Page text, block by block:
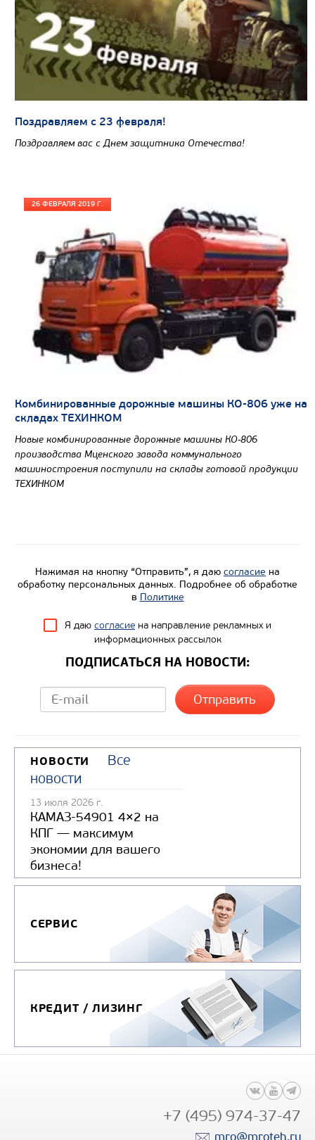
Поздравляем с 23 февраля!
Поздравляем вас с Днем защитника Отечества!
26 ФЕВРАЛЯ 2019 Г.
Комбинированные дорожные машины КО-806 уже на
складах ТЕХИНКОМ
Новые комбинированные дорожные машины КО-806
производства Мценского завода коммунального
машиностроения поступили на склады готовой продукции
ТЕХИНКОМ
Нажимая на кнопку “Отправить”, я даю согласие на
обработку персональных данных. Подробнее об обработке
в Политике
Я даю согласие на направление рекламных и
информационных рассылок
ПОДПИСАТЬСЯ НА НОВОСТИ:
НОВОСТИ
Все
новости
13 июля 2026 г.
КАМАЗ-54901 4×2 на
КПГ — максимум
экономии для вашего
бизнеса!
СЕРВИС
КРЕДИТ / ЛИЗИНГ
+7 (495) 974-37-47
mro@mroteh.ru